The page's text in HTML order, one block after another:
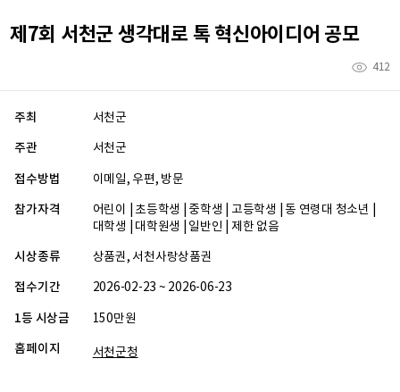
제7회 서천군 생각대로 톡 혁신아이디어 공모
412
주최 서천군
주관 서천군
접수방법 이메일, 우편, 방문
참가자격
어린이 | 초등학생 | 중학생 | 고등학생 | 동 연령대 청소년 |
대학생 | 대학원생 | 일반인 | 제한 없음
시상종류 상품권, 서천사랑상품권
접수기간 2026-02-23 ~ 2026-06-23
1등 시상금 150만원
홈페이지 서천군청